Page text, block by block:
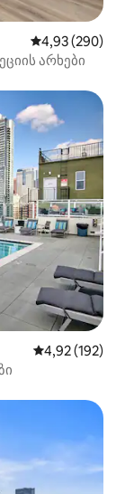
საშუალო
4,93 (290)
არხები
საშუალო
4,92 (192)